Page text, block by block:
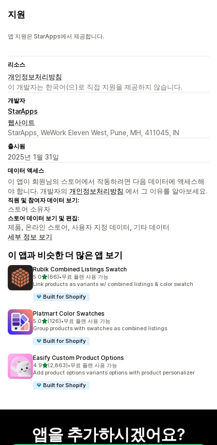
지원
앱 지원은 StarApps에서 제공합니다.
리소스
개인정보처리방침
이 개발자는 한국어(으)로 직접 지원을 제공하지 않습니다.
개발자
StarApps
웹사이트
StarApps, WeWork Eleven West, Pune, MH, 411045, IN
출시됨
2025년 1월 31일
데이터 액세스
이 앱이 회원님의 스토어에서 작동하려면 다음 데이터에 액세스해
야 합니다. 개발자의 개인정보처리방침 에서 그 이유를 알아보세요.
직원 및 참여자 데이터 보기:
스토어 소유자
스토어 데이터 보기 및 편집:
제품, 온라인 스토어, 사용자 지정 데이터, 기타 데이터
세부 정보 보기
이 앱과 비슷한 더 많은 앱 보기
Rubik Combined Listings Swatch
5.0별 5개 중
(66)
총 리뷰 66개
•무료 플랜 사용 가능
Link products as variants w/ combined listings & color swatch
Built for Shopify
Platmart Color Swatches
5.0별 5개 중
(126)
총 리뷰 126개
•무료 플랜 사용 가능
Group products with swatches as combined listings
Built for Shopify
Easify Custom Product Options
4.9별 5개 중
(2,863)
총 리뷰 2863개
•무료 플랜 사용 가능
Add product options variants options with product personalizer
Built for Shopify
앱을 추가하시겠어요?